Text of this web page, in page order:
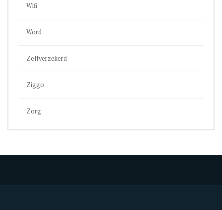
Wifi
Word
Zelfverzekerd
Ziggo
Zorg